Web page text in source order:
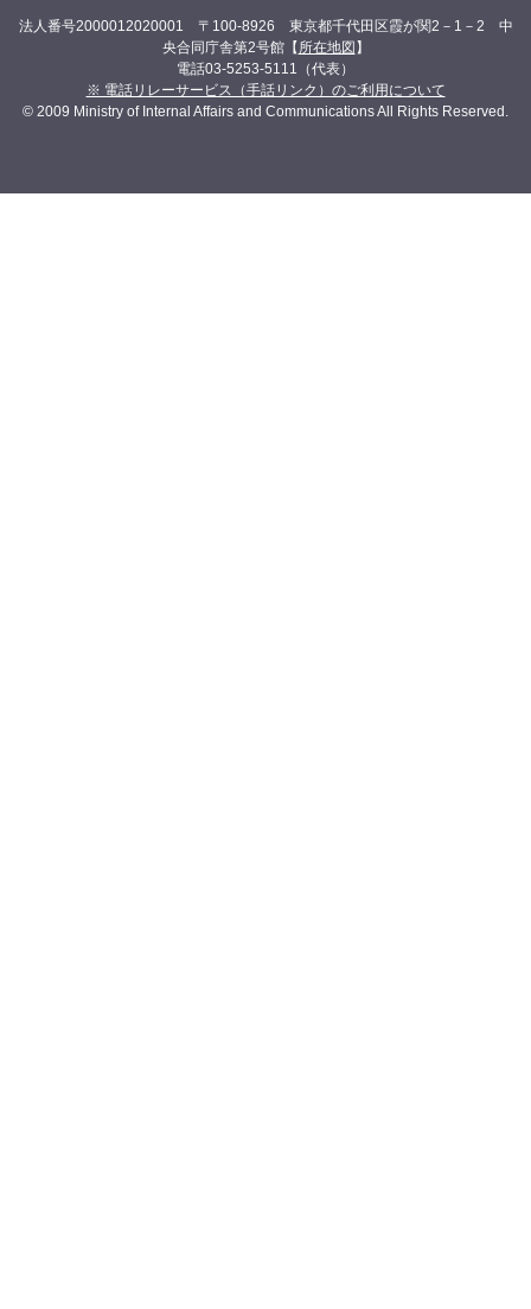
法人番号2000012020001 〒100-8926 東京都千代田区霞が関2－1－2 中
央合同庁舎第2号館【 所在地図 】
電話03-5253-5111（代表）
※ 電話リレーサービス（手話リンク）のご利用について
© 2009 Ministry of Internal Affairs and Communications All Rights Reserved.